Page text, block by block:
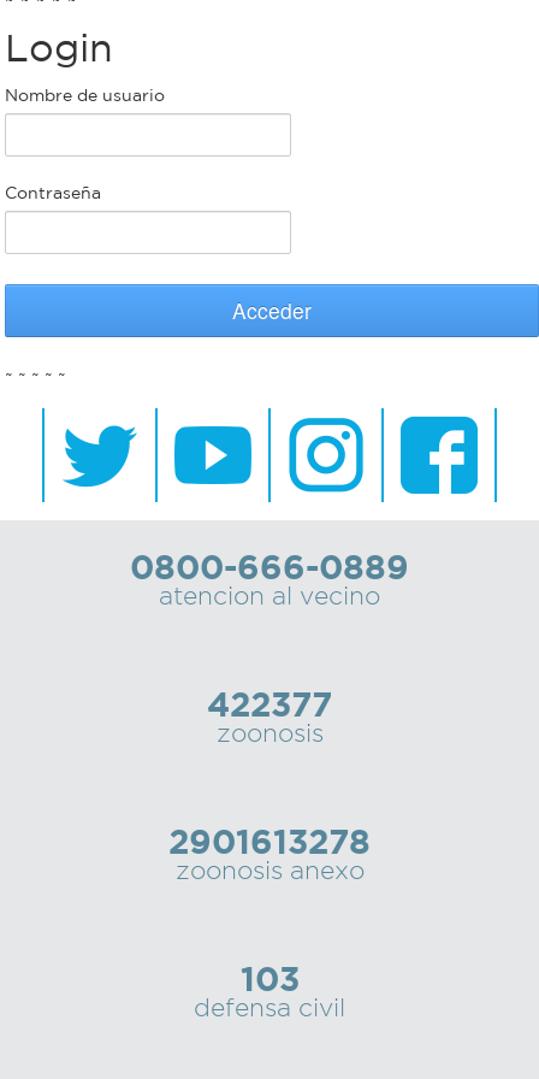
Bromatología
Rentas
Municipal
bondi
Recorrido
colectivos
Recarga
Personal
municipal
Login
Nombre de usuario
Contraseña
Acceder
~ ~ ~ ~ ~
0800-666-0889
atencion al vecino
422377
zoonosis
2901613278
zoonosis anexo
103
defensa civil